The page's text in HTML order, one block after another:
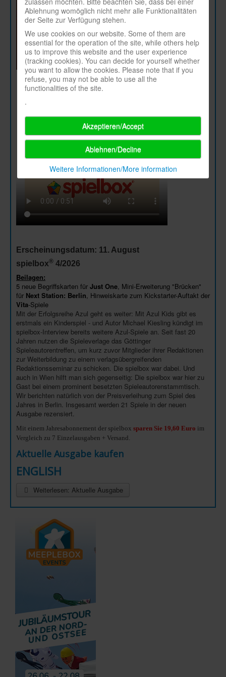
Erscheinungsdatum: 11. August
spielbox® 4/2026
Beilagen:
5 neue Begriffskarten für Just One, Mini-Erweiterung "Brücken"
für Next Station: Berlin, Hinweiskarte zum Kickstarter-Auftakt der
Vita-Spiele
Mit der Erfolgsreihe Azul geht es weiter: Mit Azul Kids gibt es
erstmals ein Kinderspiel - und Autor Michael Kiesling kündigt im
spielbox-Interview bereits weitere Azul-Spiele an. Seit fast 20
Jahren nutzen die Spieleverlage das Göttinger
Spieleautorentreffen, um kurz zuvor Mitglieder ihrer Redaktionen
zur Weiterbildung zu einem verlagsübergreifenden
Redaktionsseminar zu schicken. Die spielbox war dabei. Und
auch in Wien hilft man sich gegenseitig: Die spielbox war hier zu
Gast bei einem prominent besetzten Spieleautorenstammtisch.
Wir berichten natürlich von der Preisverleihung zum Spiel des
Jahres in Berlin. Insgesamt werden 21 Spiele in der neuen
Ausgabe rezensiert.
Mit einem Jahresabonnement der spielbox sparen Sie 19,60 Euro im
Vergleich zu 7 Einzelausgaben + Versand.
Aktuelle Ausgabe kaufen
ENGLISH
Weiterlesen: Aktuelle Ausgabe
Ablehnung womöglich nicht mehr alle Funktionalitäten
der Seite zur Verfügung stehen.
We use cookies on our website. Some of them are
essential for the operation of the site, while others help
us to improve this website and the user experience
(tracking cookies). You can decide for yourself whether
you want to allow the cookies. Please note that if you
refuse, you may not be able to use all the
functionalities of the site.
.
Akzeptieren/Accept
Ablehnen/Decline
Weitere Informationen/More information